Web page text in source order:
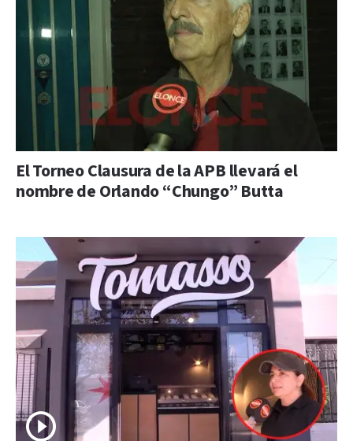
El Torneo Clausura de la APB llevará el
nombre de Orlando “Chungo” Butta